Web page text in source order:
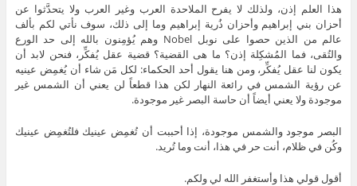
هذا العلم إذن، ولذلك لا يفرح الملاحدة العرب وغير العرب ولا يتحدَّثوا عن
أحزان بني إبراهيم وأحزان ذُرية إبراهيم وما إلى ذلك، سوف نأتي لكم بألف
عالم من الذين حصوا على نوبل Nobel وهم يُؤمِنون بالله إلى حد الورع
والتُقى، فما المُشكِلة إذن؟ ما هى القضية؟ قضية عقل يُفكِّر، فنحن لابد أن
يكون لنا عقل يُفكِّر، ومن هنا يقول أحد الحكماء: لكل مَن شاء أن يُغمِض عينيه
عن رؤية الشمس في رائعة النهار لكن هذا قطعاً لن يعني أن الشمس غير
موجودة ولا يعني أيضاً أن حاسة البصر غير موجودة.
البصر موجود والشمس موجودة، إذا أحببت أن تُغمِض عينيك فلتُغمِض عينيك
وكُن في ظلام، أنت حر في هذا، أنت وما تُريد.
أقول قولي هذا وأستغفر الله لي ولكم.